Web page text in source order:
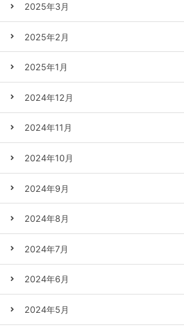
2025年3月
2025年2月
2025年1月
2024年12月
2024年11月
2024年10月
2024年9月
2024年8月
2024年7月
2024年6月
2024年5月